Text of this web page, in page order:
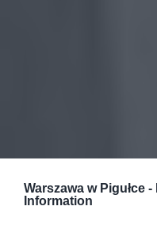
Warszawa w Pigułce -
Information